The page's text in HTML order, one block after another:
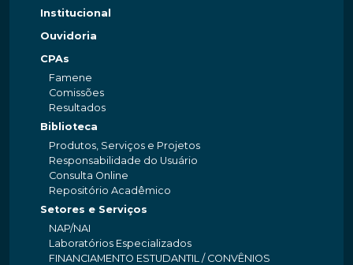
Institucional
Ouvidoria
CPAs
Famene
Comissões
Resultados
Biblioteca
Produtos, Serviços e Projetos
Responsabilidade do Usuário
Consulta Online
Repositório Acadêmico
Setores e Serviços
NAP/NAI
Laboratórios Especializados
FINANCIAMENTO ESTUDANTIL / CONVÊNIOS